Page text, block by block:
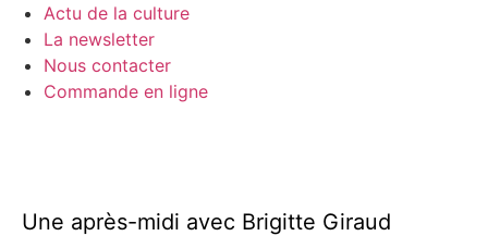
Actu de la culture
La newsletter
Nous contacter
Commande en ligne
Une après-midi avec Brigitte Giraud